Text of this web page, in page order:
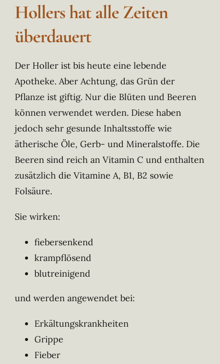
Hollers hat alle Zeiten
überdauert
Der Holler ist bis heute eine lebende
Apotheke. Aber Achtung, das Grün der
Pflanze ist giftig. Nur die Blüten und Beeren
können verwendet werden. Diese haben
jedoch sehr gesunde Inhaltsstoffe wie
ätherische Öle, Gerb- und Mineralstoffe. Die
Beeren sind reich an Vitamin C und enthalten
zusätzlich die Vitamine A, B1, B2 sowie
Folsäure.
Sie wirken:
fiebersenkend
krampflösend
blutreinigend
und werden angewendet bei:
Erkältungskrankheiten
Grippe
Fieber